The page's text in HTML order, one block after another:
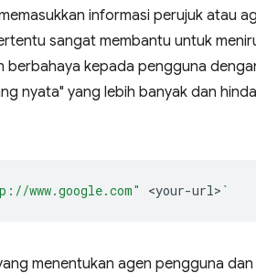
informasi perujuk atau
sangat membantu untuk
berbahaya kepada pengguna
nyata" yang lebih banyak dan
www.google.com" <your-url> `
menentukan agen pengguna dan